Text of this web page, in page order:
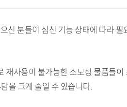
분들이 심신 기능 상태에 따라
사용이 불가능한 소모성 물품들이
을 크게 줄일 수 있습니다.